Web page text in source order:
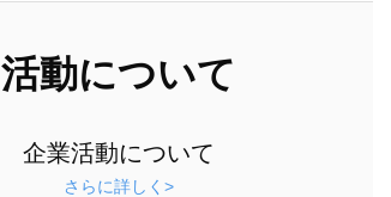
活動について
企業活動について
さらに詳しく>